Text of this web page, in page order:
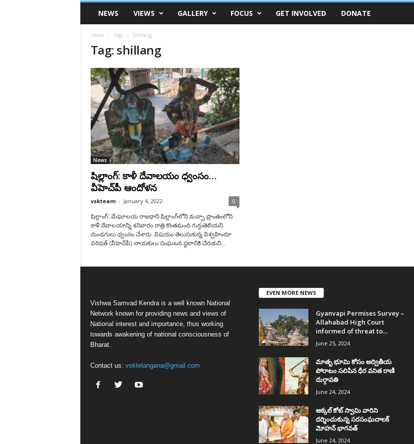
VSK
TelanganaNEWS VIEWS GALLERY FOCUS GET INVOLVED DONATE
Home Tags Shillang
Tag: shillang
News
షిల్లాంగ్: కాళీ దేవాల‌యం ధ్వంసం…
వీహెచ్‌పీ ఆందోళ‌న‌
vskteam - January 4, 2022 0
షిల్లాంగ్: మేఘాలయ రాజధాని షిల్లాంగ్‌లోని మవ్బా ప్రాంతంలోని
కాళీ దేవాలయాన్ని శనివారం రాత్రి కొంత‌మంది గుర్తుతెలియని
దుండగులు ధ్వంసం చేశారు. విష‌యం తెలుసుకున్న విశ్వహిందూ
పరిషత్ (వీహెచ్‌పీ) నాయ‌కులు సంఘ‌ట‌న స్థ‌లానికి చేరుకుని...
Vishwa Samvad Kendra is a well known National
Network known for providing news and views of
National interest and importance, thus working
towards awakening of national consciousness of
Bharat.
Contact us: vsktelangana@gmail.com
EVEN MORE NEWS
Gyanvapi Permises Survey –
Allahabad High Court
informed of threat to...
June 25, 2024
మాతృ భూమి కోసం అద్వితీయ
పోరాటం సలిపిన ధీర వనిత రాణి
దుర్గావతి
June 24, 2024
అక్కల్‌ కోట్‌ స్వామి వారిని
దర్శించుకున్న సరసంఘచాలక్
మోహన్ భాగవత్
June 24, 2024